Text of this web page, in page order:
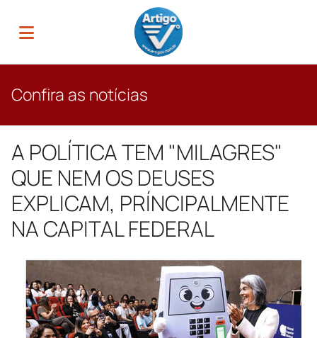
Confira as notícias
A POLÍTICA TEM "MILAGRES"
QUE NEM OS DEUSES
EXPLICAM, PRÍNCIPALMENTE
NA CAPITAL FEDERAL